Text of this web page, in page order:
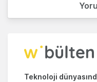
Teknoloji